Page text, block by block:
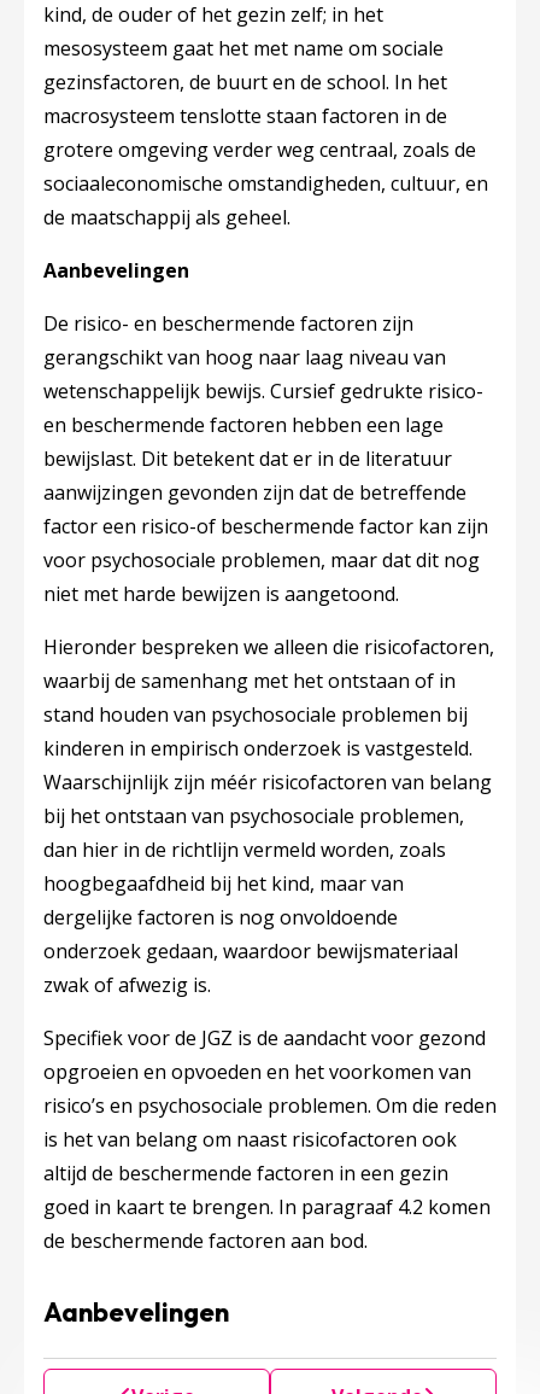
kind, de ouder of het gezin zelf; in het
mesosysteem gaat het met name om sociale
gezinsfactoren, de buurt en de school. In het
macrosysteem tenslotte staan factoren in de
grotere omgeving verder weg centraal, zoals de
sociaaleconomische omstandigheden, cultuur, en
de maatschappij als geheel.
Aanbevelingen
De risico- en beschermende factoren zijn
gerangschikt van hoog naar laag niveau van
wetenschappelijk bewijs. Cursief gedrukte risico-
en beschermende factoren hebben een lage
bewijslast. Dit betekent dat er in de literatuur
aanwijzingen gevonden zijn dat de betreffende
factor een risico-of beschermende factor kan zijn
voor psychosociale problemen, maar dat dit nog
niet met harde bewijzen is aangetoond.
Hieronder bespreken we alleen die risicofactoren,
waarbij de samenhang met het ontstaan of in
stand houden van psychosociale problemen bij
kinderen in empirisch onderzoek is vastgesteld.
Waarschijnlijk zijn méér risicofactoren van belang
bij het ontstaan van psychosociale problemen,
dan hier in de richtlijn vermeld worden, zoals
hoogbegaafdheid bij het kind, maar van
dergelijke factoren is nog onvoldoende
onderzoek gedaan, waardoor bewijsmateriaal
zwak of afwezig is.
Specifiek voor de JGZ is de aandacht voor gezond
opgroeien en opvoeden en het voorkomen van
risico’s en psychosociale problemen. Om die reden
is het van belang om naast risicofactoren ook
altijd de beschermende factoren in een gezin
goed in kaart te brengen. In paragraaf 4.2 komen
de beschermende factoren aan bod.
Aanbevelingen